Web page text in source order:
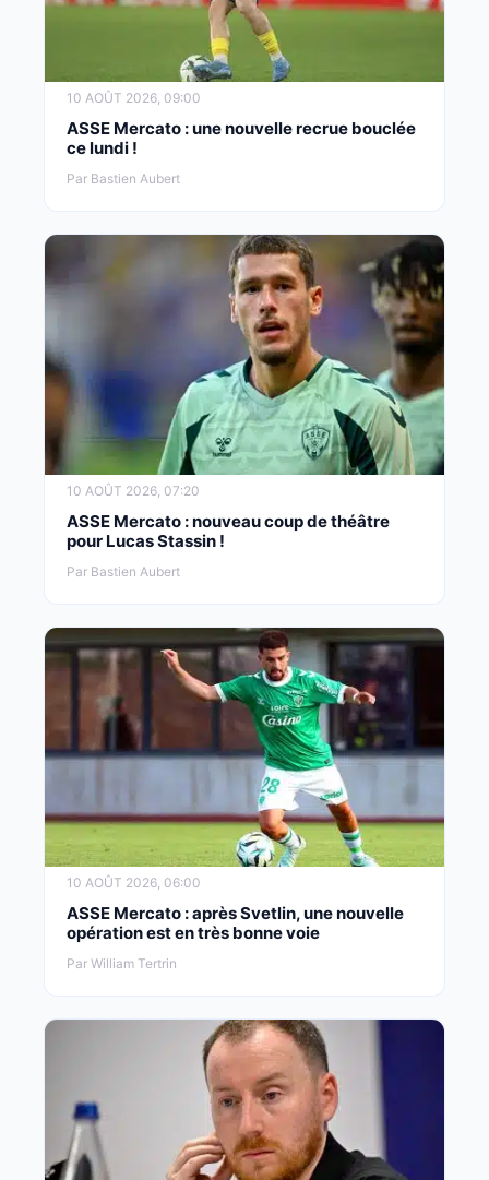
10 AOÛT 2026, 09:00
ASSE Mercato : une nouvelle recrue bouclée
ce lundi !
Par Bastien Aubert
10 AOÛT 2026, 07:20
ASSE Mercato : nouveau coup de théâtre
pour Lucas Stassin !
Par Bastien Aubert
10 AOÛT 2026, 06:00
ASSE Mercato : après Svetlin, une nouvelle
opération est en très bonne voie
Par William Tertrin